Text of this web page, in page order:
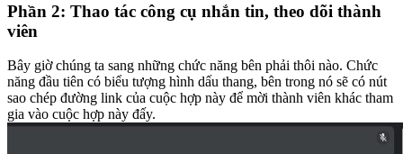
Phần 2: Thao tác công cụ nhắn tin, theo dõi thành
viên
Bây giờ chúng ta sang những chức năng bên phải thôi nào. Chức
năng đầu tiên có biểu tượng hình dấu thang, bên trong nó sẽ có nút
sao chép đường link của cuộc hợp này để mời thành viên khác tham
gia vào cuộc hợp này đấy.